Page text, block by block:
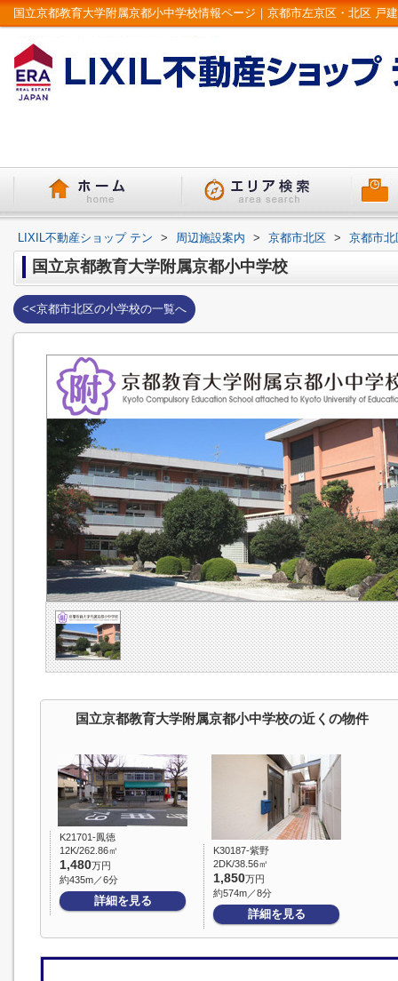
LIXIL不動産ショップ テン > 周辺施設案内 > 京都市北区 > 京都市
国立京都教育大学附属京都小中学校
<<京都市北区の小学校の一覧へ
国立京都教育大学附属京都小中学校の近くの物件
K21701-鳳徳
12K/262.86㎡
1,480万円
約435m／6分
詳細を見る
K30187-紫野
2DK/38.56㎡
1,850万円
約574m／8分
詳細を見る